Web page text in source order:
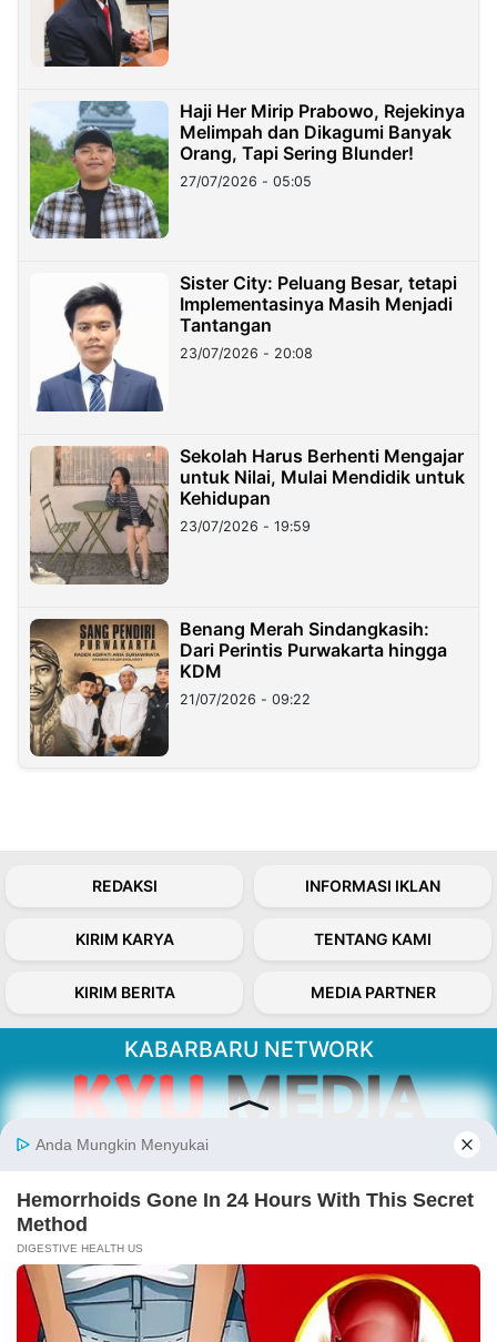
Haji Her Mirip Prabowo, Rejekinya
Melimpah dan Dikagumi Banyak
Orang, Tapi Sering Blunder!
27/07/2026 - 05:05
Sister City: Peluang Besar, tetapi
Implementasinya Masih Menjadi
Tantangan
23/07/2026 - 20:08
Sekolah Harus Berhenti Mengajar
untuk Nilai, Mulai Mendidik untuk
Kehidupan
23/07/2026 - 19:59
Benang Merah Sindangkasih:
Dari Perintis Purwakarta hingga
KDM
21/07/2026 - 09:22
REDAKSI INFORMASI IKLAN
KIRIM KARYA TENTANG KAMI
KIRIM BERITA MEDIA PARTNER
KABARBARU NETWORK
serta terverifikasi dari sumber yang tepat.
Follow Kabarbaru